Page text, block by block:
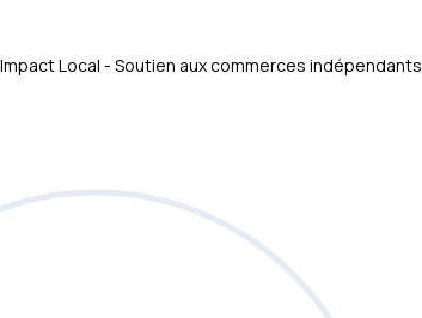
Local - Soutien aux commerces indépendants